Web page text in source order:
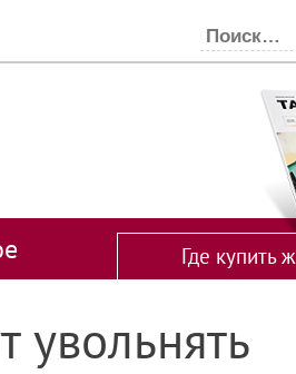
Где купить
увольнять